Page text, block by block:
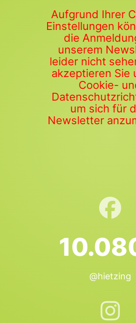
Aufgrund Ihrer
Einstellungen
die
unserem
leider nicht
akzeptieren Sie
Cookie-
um sich für
Newsletter
@hietzing